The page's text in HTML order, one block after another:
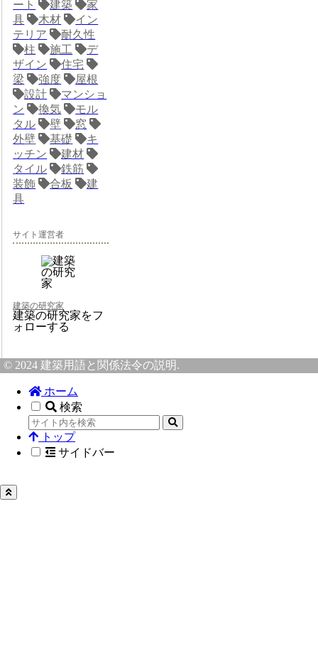
ート
建築
家
具
木材
イン
テリア
耐久性
柱
施工
デ
ザイン
住宅
梁
強度
屋根
設計
マンショ
ン
換気
モル
タル
壁
窓
外壁
基礎
キ
ッチン
建材
タイル
鉄筋
装飾
合板
建
具
サイト運営者
建築の研究家
建築の研究家をフ
ォローする
© 2024 建築用語と関係法令の説明.
ホーム
検索
トップ
サイドバー